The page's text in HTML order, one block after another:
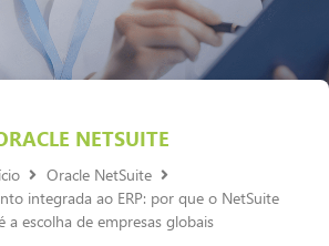
NETSUITE
Oracle NetSuite
integrada ao ERP: por que o NetSuite
a escolha de empresas globais